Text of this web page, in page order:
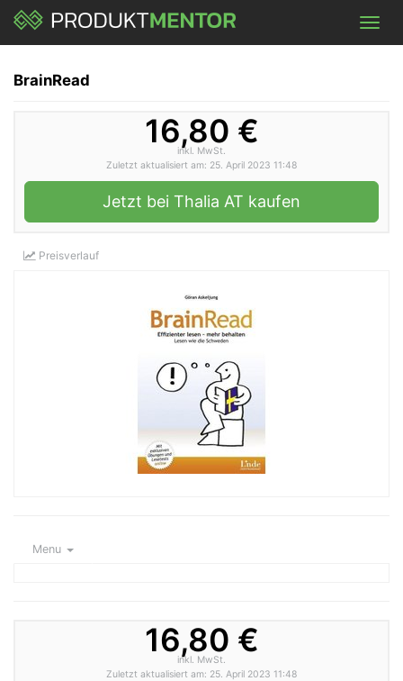
Skip
main
BrainRead
16,80 €
inkl. MwSt.
Zuletzt aktualisiert am: 25. April 2023 11:48
Jetzt bei Thalia AT kaufen
Preisverlauf
Menu
16,80 €
inkl. MwSt.
Zuletzt aktualisiert am: 25. April 2023 11:48